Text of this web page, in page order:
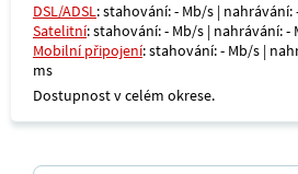
DSL/ADSL: stahování: - Mb/s | nahrávání:
Satelitní: stahování: - Mb/s | nahrávání: -
Mobilní připojení: stahování: - Mb/s |
ms
Dostupnost v celém okrese.